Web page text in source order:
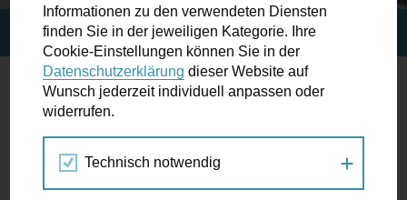
Newsletter abonnieren
Wunschbox
der Ampel ...
STARTSEITE SPAZIERGANG KALENDER
Feier
Aug Sep
Informationen zu den verwendeten Diensten
finden Sie in der jeweiligen Kategorie. Ihre
Cookie-Einstellungen können Sie in der
Datenschutzerklärung dieser Website auf
Wunsch jederzeit individuell anpassen oder
widerrufen.
Technisch notwendig